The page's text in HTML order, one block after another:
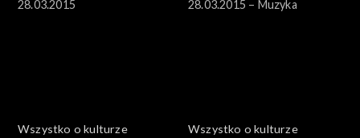
28.03.2015
28.03.2015 – Muzyka
Wszystko o kulturze
Wszystko o kulturze